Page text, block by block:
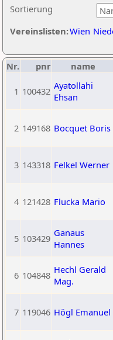
Sortierung
Vereinslisten:Wien
Nr. pnr name
1 100432 Ayatollahi
Ehsan
2 149168 Bocquet Boris
3 143318 Felkel Werner
4 121428 Flucka Mario
5 103429 Ganaus
Hannes
6 104848 Hechl Gerald
Mag.
7 119046 Högl Emanuel